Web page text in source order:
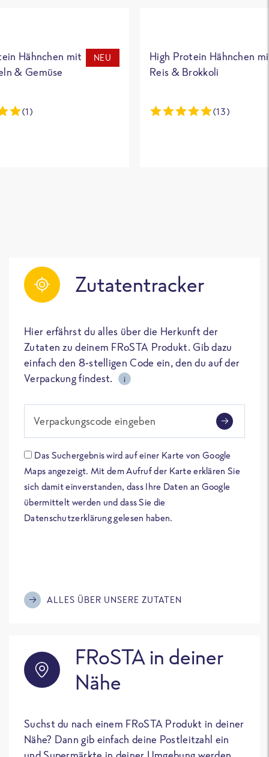
Hähnchen mit
& Gemüse
NEU
(1)
High Protein Hähnchen
Reis & Brokkoli
(13)
Zutatentracker
Hier erfährst du alles über die Herkunft der
Zutaten zu deinem FRoSTA Produkt. Gib dazu
einfach den 8-stelligen Code ein, den du auf der
Verpackung findest.
i
Verpackungscode eingeben
Das Suchergebnis wird auf einer Karte von Google
Maps angezeigt. Mit dem Aufruf der Karte erklären Sie
sich damit einverstanden, dass Ihre Daten an Google
übermittelt werden und dass Sie die
Datenschutzerklärung gelesen haben.
ALLES ÜBER UNSERE ZUTATEN
FRoSTA in deiner
Nähe
Suchst du nach einem FRoSTA Produkt in deiner
Nähe? Dann gib einfach deine Postleitzahl ein